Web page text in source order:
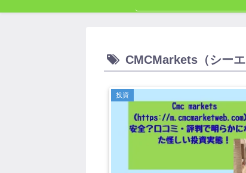
CMCMarkets（シー
投資